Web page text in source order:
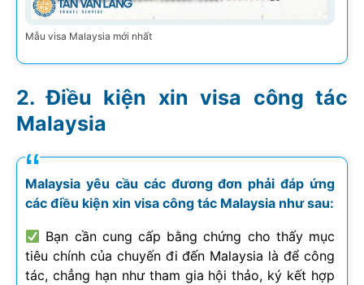
Mẫu visa Malaysia mới nhất
Điều kiện xin visa công tác
Malaysia
Malaysia yêu cầu các đương đơn phải đáp ứng
các điều kiện xin visa công tác Malaysia như sau:
Bạn cần cung cấp bằng chứng cho thấy mục
tiêu chính của chuyến đi đến Malaysia là để công
tác, chẳng hạn như tham gia hội thảo, ký kết hợp